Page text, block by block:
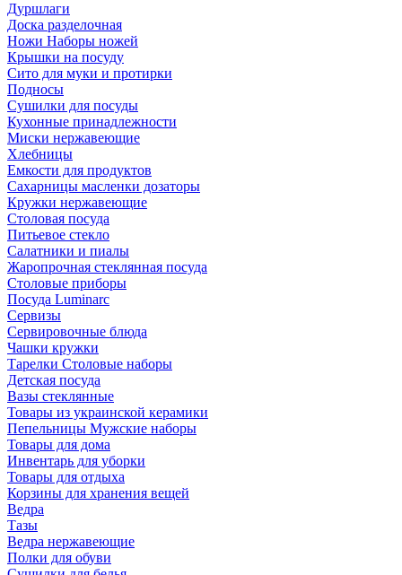
Дуршлаги
Доска разделочная
Ножи Наборы ножей
Крышки на посуду
Сито для муки и протирки
Подносы
Сушилки для посуды
Кухонные принадлежности
Миски нержавеющие
Хлебницы
Емкости для продуктов
Сахарницы масленки дозаторы
Кружки нержавеющие
Столовая посуда
Питьевое стекло
Салатники и пиалы
Жаропрочная стеклянная посуда
Столовые приборы
Посуда Luminarс
Сервизы
Сервировочные блюда
Чашки кружки
Тарелки Столовые наборы
Детская посуда
Вазы стеклянные
Товары из украинской керамики
Пепельницы Мужские наборы
Товары для дома
Инвентарь для уборки
Товары для отдыха
Корзины для хранения вещей
Ведра
Тазы
Ведра нержавеющие
Полки для обуви